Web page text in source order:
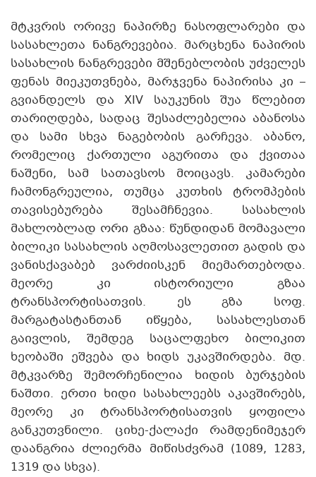
მტკვრის ორივე ნაპირზე ნასოფლარები და
სასახლეთა ნანგრევებია. მარცხენა ნაპირის
სასახლის ნანგრევები მშენებლობის უძველეს
ფენას მიეკუთვნება, მარჯვენა ნაპირისა კი –
გვიანდელს და XIV საუკუნის შუა წლებით
თარიღდება, სადაც შესაძლებელია აბანოსა
და სამი სხვა ნაგებობის გარჩევა. აბანო,
რომელიც ქართული აგურითა და ქვითაა
ნაშენი, სამ სათავსოს მოიცავს. კამარები
ჩამონგრეულია, თუმცა კუთხის ტრომპების
თავისებურება შესამჩნევია. სასახლის
მახლობლად ორი გზაა: წუნდიდან მომავალი
ბილიკი სასახლის აღმოსავლეთით გადის და
ვანისქავაბებ ვარძიისკენ მიემართებოდა.
მეორე კი ისტორიული გზაა
ტრანსპორტისათვის. ეს გზა სოფ.
მარგატასტანთან იწყება, სასახლესთან
გაივლის, შემდეგ საცალფეხო ბილიკით
ხეობაში ეშვება და ხიდს უკავშირდება. მდ.
მტკვარზე შემორჩენილია ხიდის ბურჯების
ნაშთი. ერთი ხიდი სასახლეებს აკავშირებს,
მეორე კი ტრანსპორტისათვის ყოფილა
განკუთვნილი. ციხე-ქალაქი რამდენიმეჯერ
დაანგრია ძლიერმა მიწისძვრამ (1089, 1283,
1319 და სხვა).